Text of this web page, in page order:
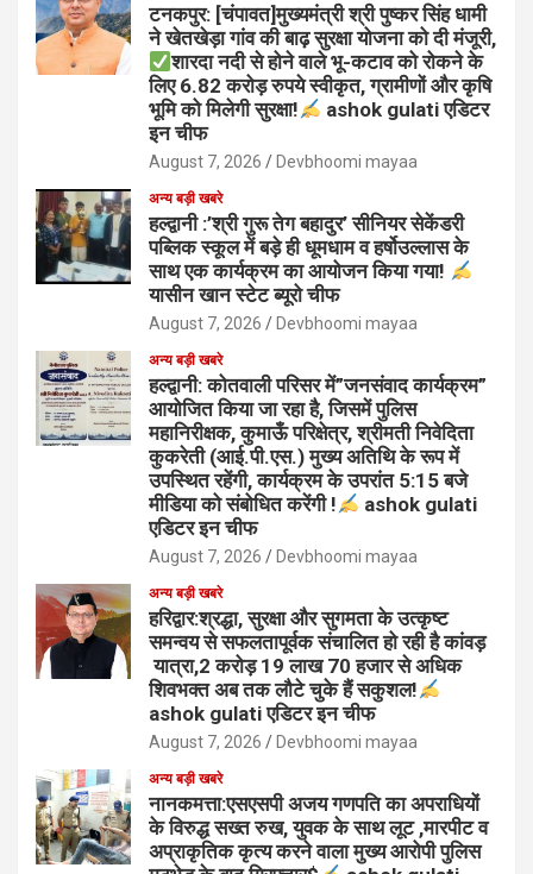
टनकपुर: [चंपावत]मुख्यमंत्री श्री पुष्कर सिंह धामी
ने खेतखेड़ा गांव की बाढ़ सुरक्षा योजना को दी मंजूरी,
शारदा नदी से होने वाले भू-कटाव को रोकने के
लिए 6.82 करोड़ रुपये स्वीकृत, ग्रामीणों और कृषि
भूमि को मिलेगी सुरक्षा!
ashok gulati एडिटर
इन चीफ
August 7, 2026 Devbhoomi mayaa
अन्य बड़ी खबरे
हल्द्वानी :’श्री गुरू तेग बहादुर’ सीनियर सेकेंडरी
पब्लिक स्कूल में बड़े ही धूमधाम व हर्षोउल्लास के
साथ एक कार्यक्रम का आयोजन किया गया!
यासीन खान स्टेट ब्यूरो चीफ
August 7, 2026 Devbhoomi mayaa
अन्य बड़ी खबरे
हल्द्वानी: कोतवाली परिसर में”जनसंवाद कार्यक्रम”
आयोजित किया जा रहा है, जिसमें पुलिस
महानिरीक्षक, कुमाऊँ परिक्षेत्र, श्रीमती निवेदिता
कुकरेती (आई.पी.एस.) मुख्य अतिथि के रूप में
उपस्थित रहेंगी, कार्यक्रम के उपरांत 5:15 बजे
मीडिया को संबोधित करेंगी !
ashok gulati
एडिटर इन चीफ
August 7, 2026 Devbhoomi mayaa
अन्य बड़ी खबरे
हरिद्वार:श्रद्धा, सुरक्षा और सुगमता के उत्कृष्ट
समन्वय से सफलतापूर्वक संचालित हो रही है कांवड़
यात्रा,2 करोड़ 19 लाख 70 हजार से अधिक
शिवभक्त अब तक लौटे चुके हैं सकुशल!
ashok gulati एडिटर इन चीफ
August 7, 2026 Devbhoomi mayaa
अन्य बड़ी खबरे
नानकमत्ता:एसएसपी अजय गणपति का अपराधियों
के विरुद्ध सख्त रुख, युवक के साथ लूट ,मारपीट व
अप्राकृतिक कृत्य करने वाला मुख्य आरोपी पुलिस